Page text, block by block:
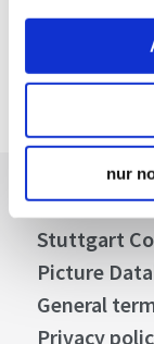
nur
Press
Stuttgart
Picture
General
Privacy